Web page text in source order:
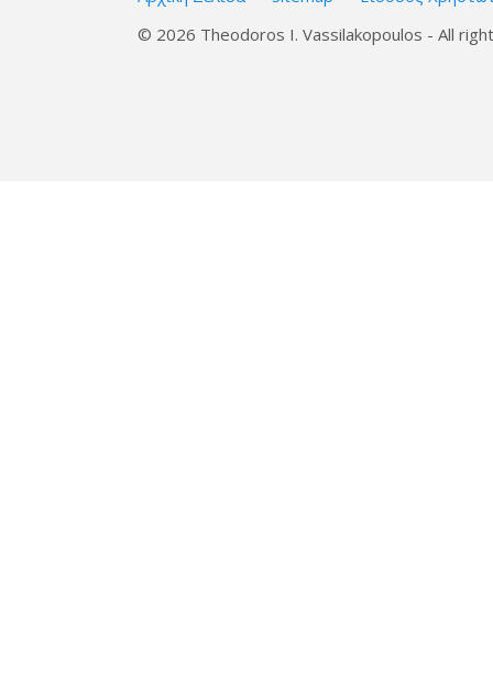
© 2026 Theodoros I. Vassilakopoulos - All